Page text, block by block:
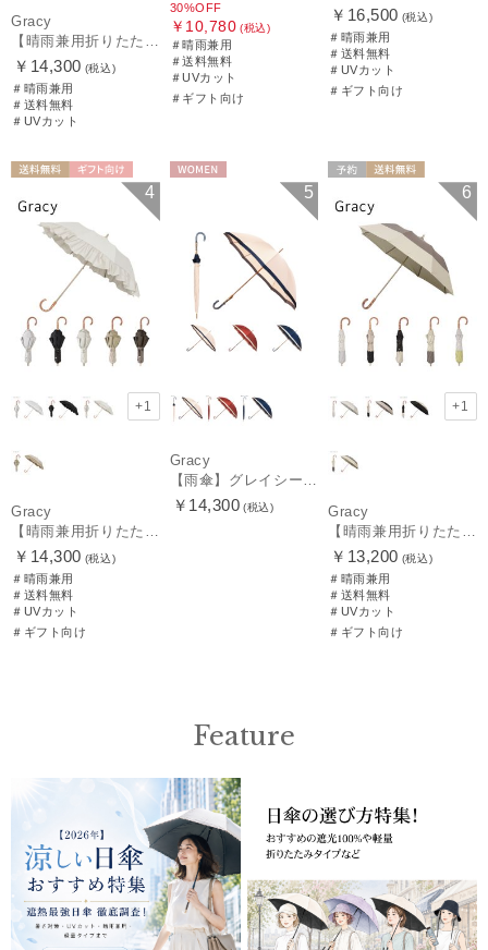
Gracy
【晴雨兼用折りたたみ日傘】グレイシー (Gracy) Accent color 一級遮光99.99% 遮熱 簡単開閉 UV 晴雨兼用
￥14,300 (税込)
＃晴雨兼用
＃送料無料
＃UVカット
30%OFF
￥10,780 (税込)
＃晴雨兼用
＃送料無料
＃UVカット
＃ギフト向け
￥16,500 (税込)
＃晴雨兼用
＃送料無料
＃UVカット
＃ギフト向け
ギフト向け
WOMEN
4
+1
Gracy
￥14,300 (税込)
＃晴雨兼用
＃送料無料
＃UVカット
＃ギフト向け
5
Gracy
￥14,300 (税込)
ギフト向け
6
+1
Gracy
￥13,200 (税込)
＃晴雨兼用
＃送料無料
＃UVカット
＃ギフト向け
Feature